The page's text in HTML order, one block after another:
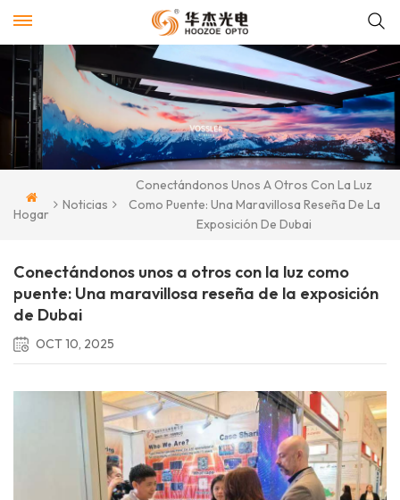
Hogar
Noticias
Conectándonos Unos A Otros Con La Luz
Como Puente: Una Maravillosa Reseña De La
Exposición De Dubai
Conectándonos unos a otros con la luz como
puente: Una maravillosa reseña de la exposición
de Dubai
OCT 10, 2025